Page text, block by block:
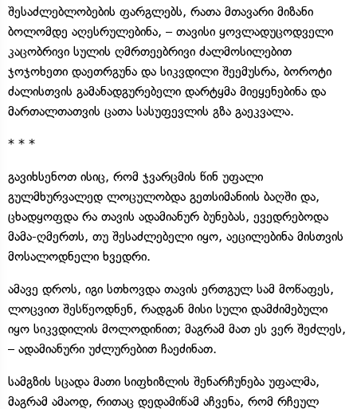
შესაძლებლობების ფარგლებს, რათა მთავარი მიზანი
ბოლომდე აღესრულებინა, – თავისი ყოვლადუცოდველი
კაცობრივი სულის ღმრთეებრივი ძალმოსილებით
ჯოჯოხეთი დაეთრგუნა და სიკვდილი შეემუსრა, ბოროტი
ძალისთვის გამანადგურებელი დარტყმა მიეყენებინა და
მართალთათვის ცათა სასუფევლის გზა გაეკვალა.
* * *
გავიხსენოთ ისიც, რომ ჯვარცმის წინ უფალი
გულმხურვალედ ლოცულობდა გეთსიმანიის ბაღში და,
ცხადყოფდა რა თავის ადამიანურ ბუნებას, ევედრებოდა
მამა-ღმერთს, თუ შესაძლებელი იყო, აეცილებინა მისთვის
მოსალოდნელი ხვედრი.
ამავე დროს, იგი სთხოვდა თავის ერთგულ სამ მოწაფეს,
ლოცვით შესწეოდნენ, რადგან მისი სული დამძიმებული
იყო სიკვდილის მოლოდინით; მაგრამ მათ ეს ვერ შეძლეს,
– ადამიანური უძლურებით ჩაეძინათ.
სამგზის სცადა მათი სიფხიზლის შენარჩუნება უფალმა,
მაგრამ ამაოდ, რითაც დედამიწამ აჩვენა, რომ რჩეულ